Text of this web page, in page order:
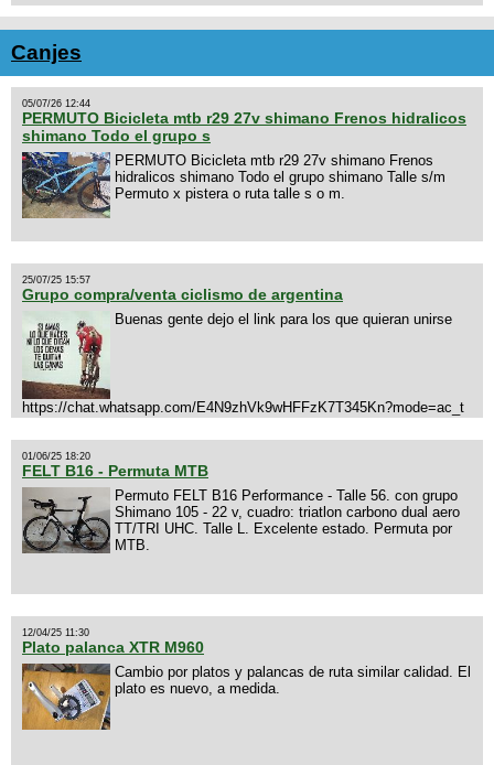
Canjes
05/07/26 12:44
PERMUTO Bicicleta mtb r29 27v shimano Frenos hidralicos
shimano Todo el grupo s
PERMUTO Bicicleta mtb r29 27v shimano Frenos
hidralicos shimano Todo el grupo shimano Talle s/m
Permuto x pistera o ruta talle s o m.
25/07/25 15:57
Grupo compra/venta ciclismo de argentina
Buenas gente dejo el link para los que quieran unirse
https://chat.whatsapp.com/E4N9zhVk9wHFFzK7T345Kn?mode=ac_t
01/06/25 18:20
FELT B16 - Permuta MTB
Permuto FELT B16 Performance - Talle 56. con grupo
Shimano 105 - 22 v, cuadro: triatlon carbono dual aero
TT/TRI UHC. Talle L. Excelente estado. Permuta por
MTB.
12/04/25 11:30
Plato palanca XTR M960
Cambio por platos y palancas de ruta similar calidad. El
plato es nuevo, a medida.